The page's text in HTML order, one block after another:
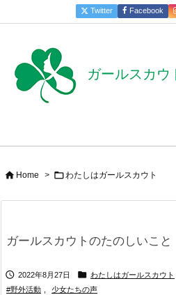
ガールスカウ
Twitter Facebook
 Home > わたしはガールスカウト
ガールスカウトのたのしいこと
 2022年8月27日  わたしはガールスカウト
#野外活動
少女たちの声